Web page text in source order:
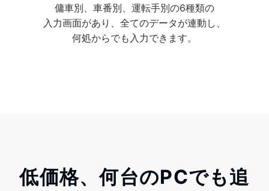
傭車別、車番別、運転手別の6種類の
入力画面があり、全てのデータが連動し、
何処からでも入力できます。
低価格、何台のPCでも追